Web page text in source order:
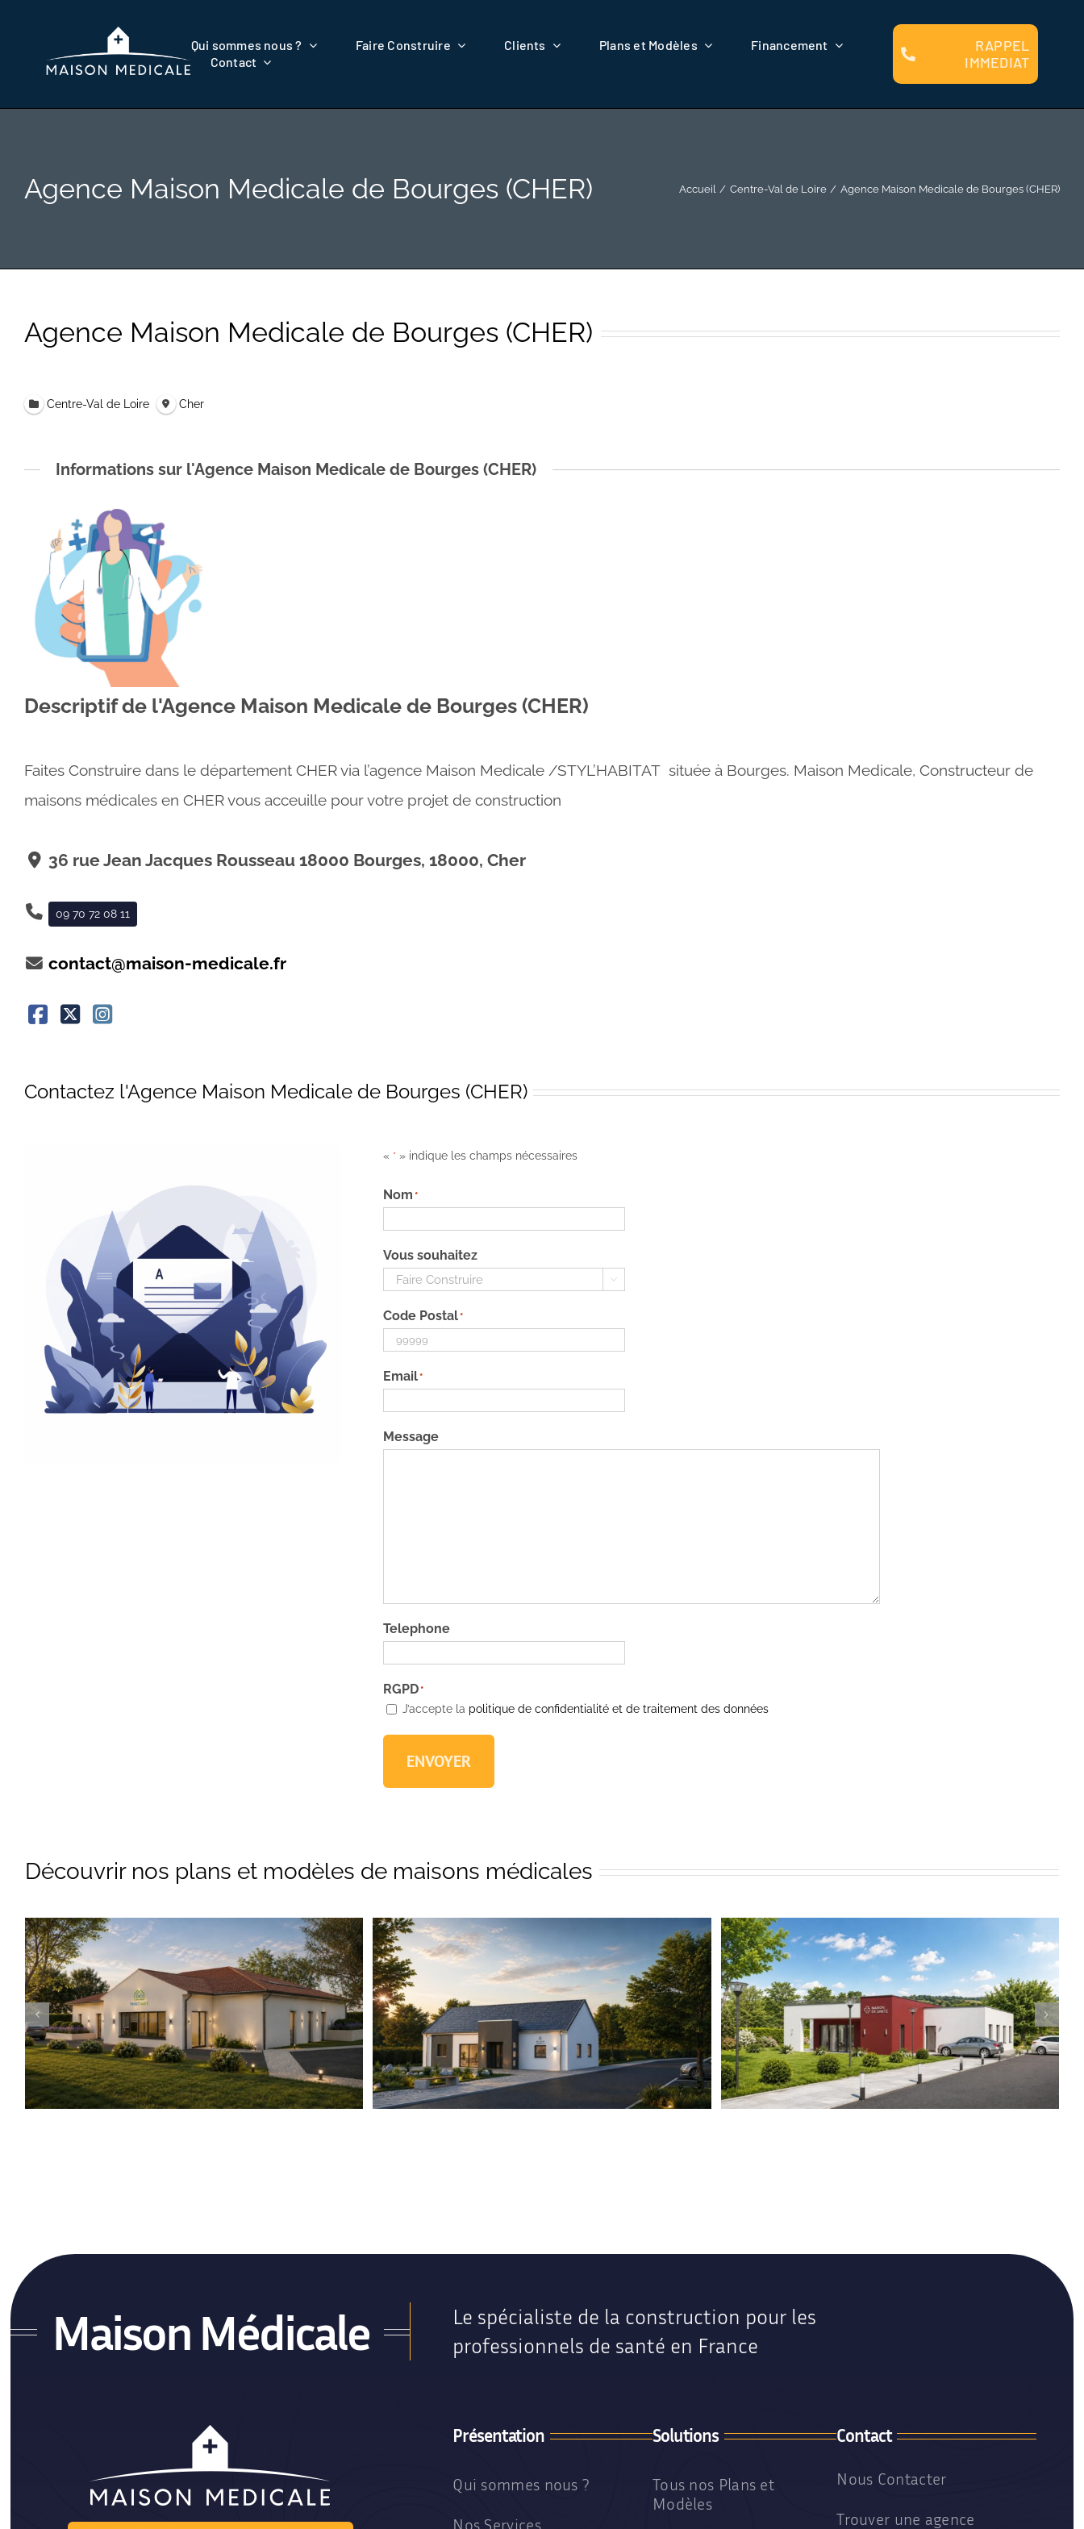
Qui sommes nous ? Faire Construire Clients Plans et Modèles
Financement
Contact
RAPPEL
IMMEDIAT
Agence Maison Medicale de Bourges (CHER) Accueil Centre-Val de Loire Agence Maison Medicale de Bourges (CHER)
Agence Maison Medicale de Bourges (CHER)
Centre-Val de Loire Cher
Informations sur l'Agence Maison Medicale de Bourges (CHER)
Descriptif de l'Agence Maison Medicale de Bourges (CHER)
Faites Construire dans le département CHER via l’agence Maison Medicale /STYL’HABITAT située à Bourges. Maison Medicale, Constructeur de
maisons médicales en CHER vous acceuille pour votre projet de construction
36 rue Jean Jacques Rousseau 18000 Bourges, 18000, Cher
09 70 72 08 11
contact@maison-medicale.fr
Contactez l'Agence Maison Medicale de Bourges (CHER)
« * » indique les champs nécessaires
Nom *
Vous souhaitez

Code Postal*
Email*
Message
Telephone
RGPD*
J’accepte la politique de confidentialité et de traitement des données
ENVOYER
Découvrir nos plans et modèles de maisons médicales
Maison Médicale
Le spécialiste de la construction pour les
professionnels de santé en France
Présentation
Qui sommes nous ?
Nos Services
Solutions
Tous nos Plans et
Modèles
Contact
Nous Contacter
Trouver une agence